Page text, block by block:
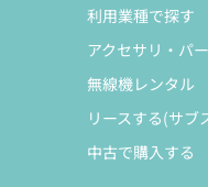
利用業種で探す
アクセサリ・パ
無線機レンタル
リースする(サブ
中古で購入する